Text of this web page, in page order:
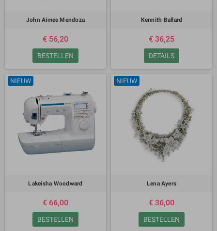
John Aimee Mendoza
€ 56,20
BESTELLEN
Kennith Ballard
€ 36,25
DETAILS
NIEUW
Lakeisha Woodward
€ 66,00
BESTELLEN
NIEUW
Lena Ayers
€ 36,00
BESTELLEN